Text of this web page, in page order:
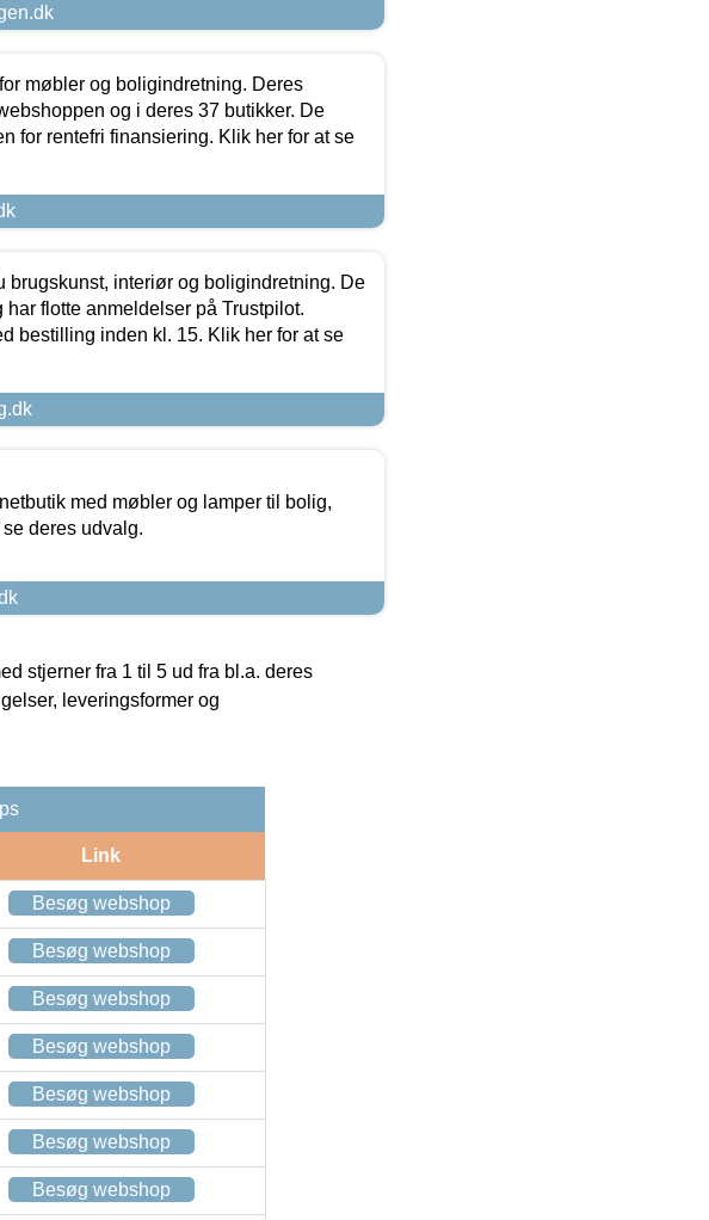
møbler og boligindretning. Deres
og i deres 37 butikker. De
for rentefri finansiering. Klik her for at se
brugskunst, interiør og boligindretning. De
flotte anmeldelser på Trustpilot.
bestilling inden kl. 15. Klik her for at se
med møbler og lamper til bolig,
deres udvalg.
stjerner fra 1 til 5 ud fra bl.a. deres
leveringsformer og
Link
Besøg webshop
Besøg webshop
Besøg webshop
Besøg webshop
Besøg webshop
Besøg webshop
Besøg webshop